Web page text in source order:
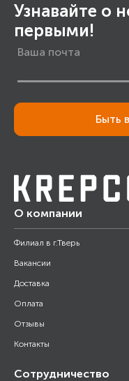
Узнавайте о
первыми!
Быть
О компании
Филиал в г.Тверь
Вакансии
Доставка
Оплата
Отзывы
Контакты
Сотрудничество